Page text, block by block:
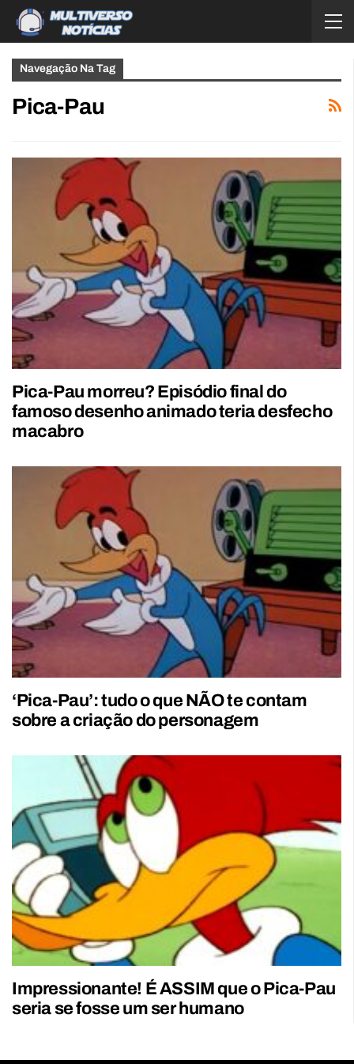
Navegação Na Tag
Pica-Pau
Pica-Pau morreu? Episódio final do
famoso desenho animado teria desfecho
macabro
‘Pica-Pau’: tudo o que NÃO te contam
sobre a criação do personagem
Impressionante! É ASSIM que o Pica-Pau
seria se fosse um ser humano